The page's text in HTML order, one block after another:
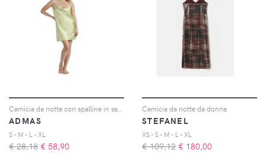
Camicia da notte con spalline in satin donna Classic Luxe
ADMAS
S - M - L - XL
€ 28,18 € 58,90
Camicia da notte da donna
STEFANEL
XS - S - M - L - XL
€ 109,12 € 180,00